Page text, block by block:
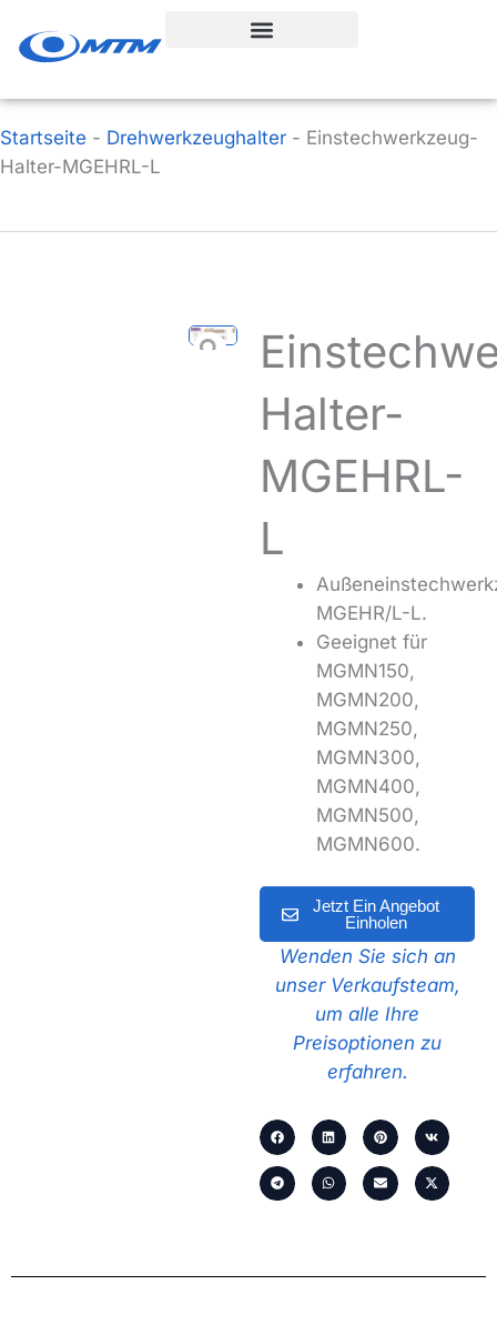
Inhalt
Startseite - Drehwerkzeughalter - Einstechwerkzeug-
Halter-MGEHRL-L
Halter-
MGEHRL-
L
MGEHR/L-L.
Geeignet für
MGMN150,
MGMN200,
MGMN250,
MGMN300,
MGMN400,
MGMN500,
MGMN600.
Jetzt Ein Angebot
Einholen
Wenden Sie sich an
unser Verkaufsteam,
um alle Ihre
Preisoptionen zu
erfahren.